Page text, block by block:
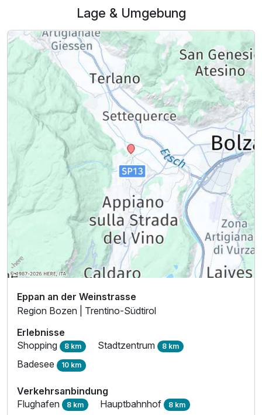
Ausstattung
p.P. ab1.143,00 €
LOFT PENTHOUSE GARDEN
2 Erwachsene und 1 Kind
Lage & Umgebung
Eppan an der Weinstrasse
Region Bozen | Trentino-Südtirol
Erlebnisse
Shopping 8 km Stadtzentrum 8 km
Badesee 10 km
Verkehrsanbindung
Flughafen 8 km Hauptbahnhof 8 km